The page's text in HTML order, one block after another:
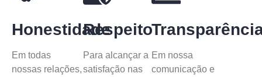
Honestidade
Em todas
nossas relações,
Respeito
Para alcançar a
satisfação nas
Em nossa
comunicação e